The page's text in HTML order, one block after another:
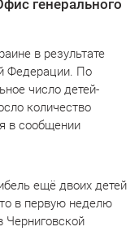
генерального
в результате
Федерации. По
число детей-
количество
в сообщении
ещё двоих детей
в первую неделю
Черниговской